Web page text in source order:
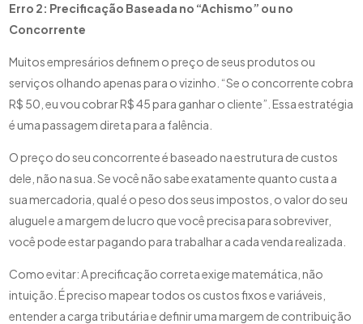
Erro 2: Precificação Baseada no “Achismo” ou no
Concorrente
Muitos empresários definem o preço de seus produtos ou
serviços olhando apenas para o vizinho. “Se o concorrente cobra
R$ 50, eu vou cobrar R$ 45 para ganhar o cliente”. Essa estratégia
é uma passagem direta para a falência.
O preço do seu concorrente é baseado na estrutura de custos
dele, não na sua. Se você não sabe exatamente quanto custa a
sua mercadoria, qual é o peso dos seus impostos, o valor do seu
aluguel e a margem de lucro que você precisa para sobreviver,
você pode estar pagando para trabalhar a cada venda realizada.
Como evitar: A precificação correta exige matemática, não
intuição. É preciso mapear todos os custos fixos e variáveis,
entender a carga tributária e definir uma margem de contribuição